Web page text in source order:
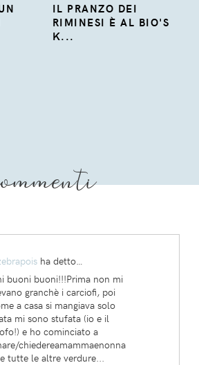
IL PRANZO DEI
RIMINESI È AL BIO'S
K...
ha detto…
buoni buoni!!!Prima non mi
granchè i carciofi, poi
a casa si mangiava solo
mi sono stufata (io e il
e ho cominciato a
chiedereamammaenonna
tutte le altre verdure...